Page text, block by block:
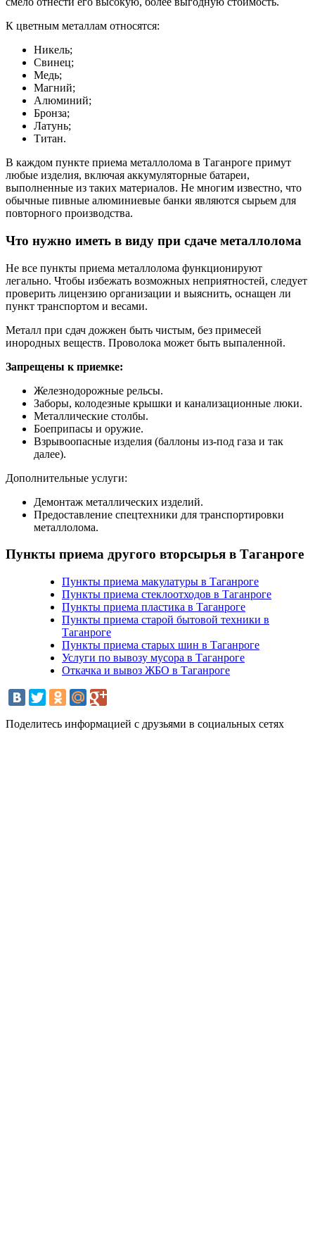
К цветным металлам относятся:
Никель;
Свинец;
Медь;
Магний;
Алюминий;
Бронза;
Латунь;
Титан.
В каждом пункте приема металлолома в Таганроге примут
любые изделия, включая аккумуляторные батареи,
выполненные из таких материалов. Не многим известно, что
обычные пивные алюминиевые банки являются сырьем для
повторного производства.
Что нужно иметь в виду при сдаче металлолома
Не все пункты приема металлолома функционируют
легально. Чтобы избежать возможных неприятностей, следует
проверить лицензию организации и выяснить, оснащен ли
пункт транспортом и весами.
Металл при сдач дожжен быть чистым, без примесей
инородных веществ. Проволока может быть выпаленной.
Запрещены к приемке:
Железнодорожные рельсы.
Заборы, колодезные крышки и канализационные люки.
Металлические столбы.
Боеприпасы и оружие.
Взрывоопасные изделия (баллоны из-под газа и так
далее).
Дополнительные услуги:
Демонтаж металлических изделий.
Предоставление спецтехники для транспортировки
металлолома.
Пункты приема другого вторсырья в Таганроге
Пункты приема макулатуры в Таганроге
Пункты приема стеклоотходов в Таганроге
Пункты приема пластика в Таганроге
Пункты приема старой бытовой техники в
Таганроге
Пункты приема старых шин в Таганроге
Услуги по вывозу мусора в Таганроге
Откачка и вывоз ЖБО в Таганроге
Поделитесь информацией с друзьями в социальных сетях